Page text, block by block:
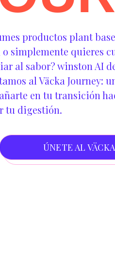
productos plant
o simplemente quieres
al sabor?winston AI
al Väcka Journey:
en tu transición
tu digestión.
ÚNETE AL